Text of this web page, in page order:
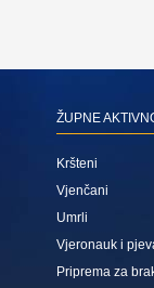
ŽUPNE
Kršteni
Vjenčani
Umrli
Vjeronauk i
Priprema za